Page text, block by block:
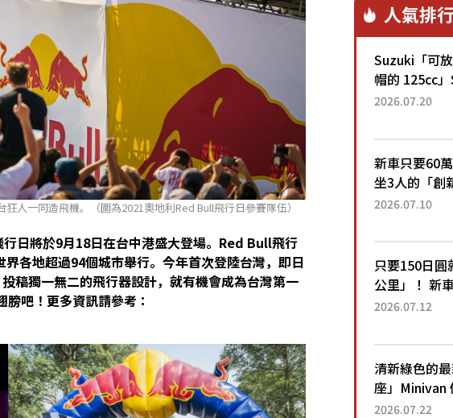
人一同造飛機。（圖為2021奧地利Red Bull飛行日參賽隊伍）
日將於9月18日在台中港盛大登場。Red Bull飛行
各地超過94個城市舉行。今年首次登陸台灣，即日
稿獨一無二的飛行器設計，就有機會成為台灣第一
吧！更多資訊請參考：
人氣排行
Suzuki「可
帽的 125cc
矚目！採用全
已陸續開始
「B...
2026.07.20
新車只要60
坐3人的「創
大賣成為人氣
日圓就能跑
朋友坐得...
2026.07.10
只要150日圓
公里」！ 新
圓的「3人座
為何能迅速
2026.07.12
清新綠色的
座」Minivan
用全長4.7公
2026.07.22